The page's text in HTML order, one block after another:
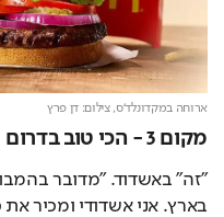
ארוחה במקדונלד'ס,צילום: דן פרץ
מקום 3 - הכי טוב בדרום